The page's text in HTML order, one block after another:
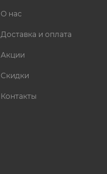
О нас
Доставка и оплата
Акции
Скидки
Контакты